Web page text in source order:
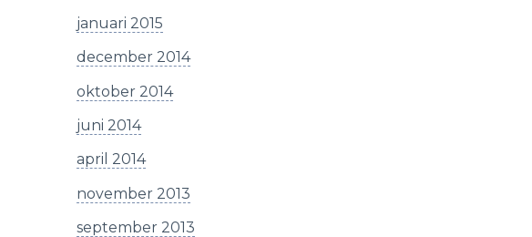
januari 2015
december 2014
oktober 2014
juni 2014
april 2014
november 2013
september 2013